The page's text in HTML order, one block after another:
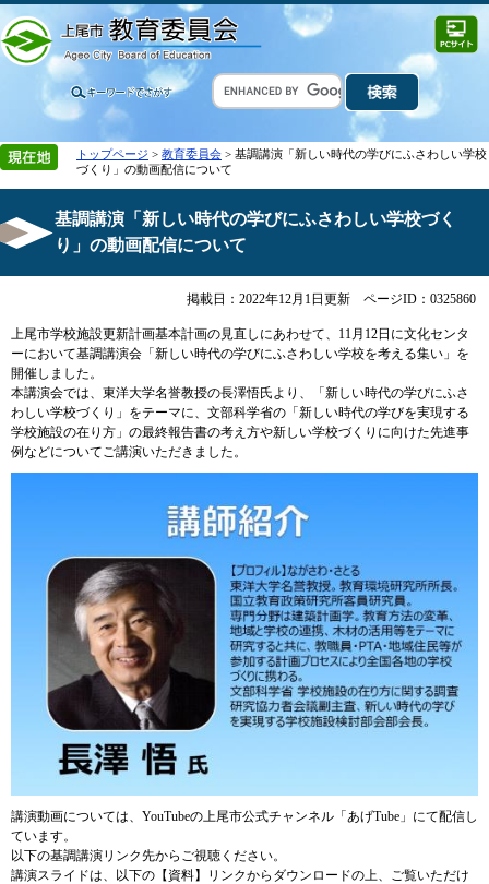
トップページ > 教育委員会 > 基調講演「新しい時代の学びにふさわしい学校
づくり」の動画配信について
基調講演「新しい時代の学びにふさわしい学校づく
り」の動画配信について
掲載日：2022年12月1日更新 ページID：0325860
上尾市学校施設更新計画基本計画の見直しにあわせて、11月12日に文化センタ
ーにおいて基調講演会「新しい時代の学びにふさわしい学校を考える集い」を
開催しました。
本講演会では、東洋大学名誉教授の長澤悟氏より、「新しい時代の学びにふさ
わしい学校づくり」をテーマに、文部科学省の「新しい時代の学びを実現する
学校施設の在り方」の最終報告書の考え方や新しい学校づくりに向けた先進事
例などについてご講演いただきました。
講演動画については、YouTubeの上尾市公式チャンネル「あげTube」にて配信し
ています。
以下の基調講演リンク先からご視聴ください。
講演スライドは、以下の【資料】リンクからダウンロードの上、ご覧いただけ